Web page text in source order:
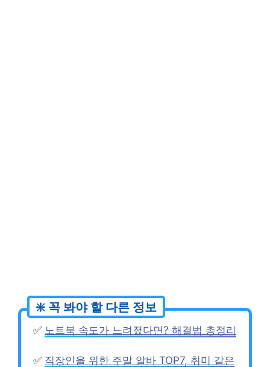
✅ 노트북 속도가 느려졌다면? 해결법 총정리
✅ 직장인을 위한 주말 알바 TOP7, 취미 같은